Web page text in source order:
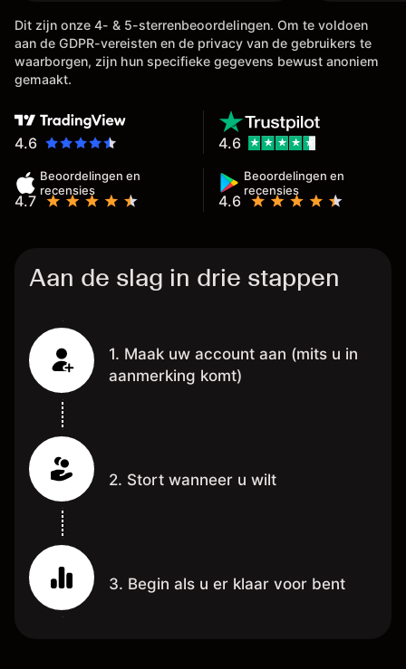
vele
betreft
Dit zijn onze 4- & 5-sterrenbeoordelingen. Om te voldoen
aan de GDPR-vereisten en de privacy van de gebruikers te
waarborgen, zijn hun specifieke gegevens bewust anoniem
gemaakt.
4.6
Beoordelingen en
recensies
4.7
Beoordelingen en
recensies
4.6
4.6
Aan de slag in drie stappen
1. Maak uw account aan (mits u in
aanmerking komt)
2. Stort wanneer u wilt
3. Begin als u er klaar voor bent